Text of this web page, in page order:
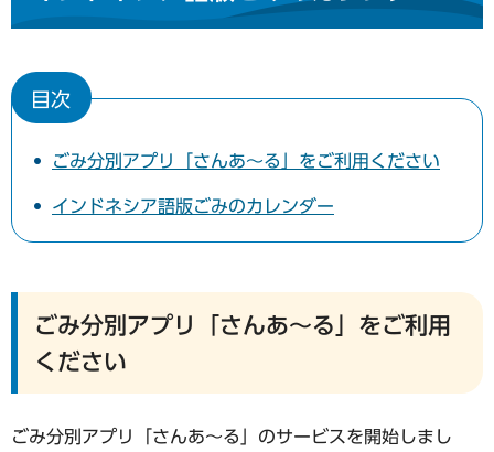
目次
ごみ分別アプリ「さんあ～る」をご利用ください
インドネシア語版ごみのカレンダー
ごみ分別アプリ「さんあ～る」をご利用
ください
ごみ分別アプリ「さんあ～る」のサービスを開始しまし